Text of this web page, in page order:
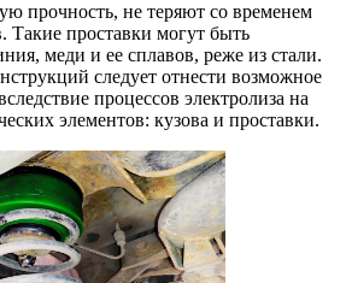
прочность, не теряют со временем
Такие проставки могут быть
меди и ее сплавов, реже из стали.
следует отнести возможное
процессов электролиза на
элементов: кузова и проставки.